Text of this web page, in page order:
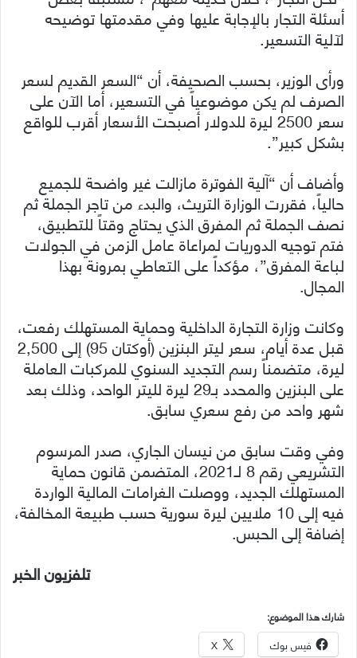
أسئلة التجار بالإجابة عليها وفي مقدمتها توضيحه
لآلية التسعير.
ورأى الوزير، بحسب الصحيفة، أن “السعر القديم لسعر
الصرف لم يكن موضوعياً في التسعير، أما الآن على
سعر 2500 ليرة للدولار أصبحت الأسعار أقرب للواقع
بشكل كبير”.
وأضاف أن “آلية الفوترة مازالت غير واضحة للجميع
حالياً، فقررت الوزارة التريث، والبدء من تاجر الجملة ثم
نصف الجملة ثم المفرق الذي يحتاج وقتاً للتطبيق،
فتم توجيه الدوريات لمراعاة عامل الزمن في الجولات
لباعة المفرق”، مؤكداً على التعاطي بمرونة بهذا
المجال.
وكانت وزارة التجارة الداخلية وحماية المستهلك رفعت،
قبل عدة أيام، سعر ليتر البنزين (أوكتان 95) إلى 2,500
ليرة، متضمناً رسم التجديد السنوي للمركبات العاملة
على البنزين والمحدد بـ29 ليرة لليتر الواحد، وذلك بعد
شهر واحد من رفع سعري سابق.
وفي وقت سابق من نيسان الجاري، صدر المرسوم
التشريعي رقم 8 لـ2021، المتضمن قانون حماية
المستهلك الجديد، ووصلت الغرامات المالية الواردة
فيه إلى 10 ملايين ليرة سورية حسب طبيعة المخالفة،
إضافة إلى الحبس.
تلفزيون الخبر
شارك هذا الموضوع:
فيس بوك X